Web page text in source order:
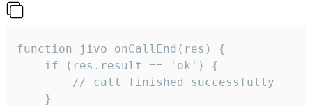
function jivo_onCallEnd(res) {
    if (res.result == 'ok') {
        // call finished successfully
    }